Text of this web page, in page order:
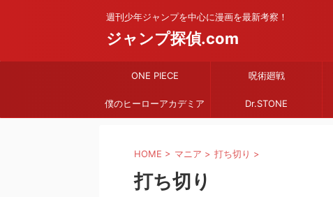
週刊少年ジャンプを中心に漫画を最新考察！
ジャンプ探偵.com
ONE PIECE 呪術廻戦
僕のヒーローアカデミア Dr.STONE
HOME > マニア > 打ち切り >
打ち切り